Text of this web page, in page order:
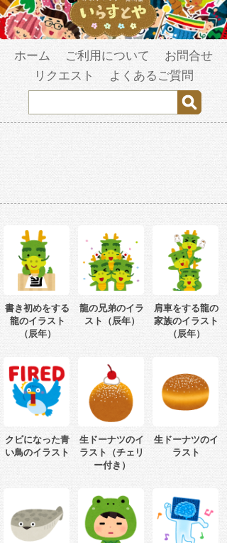
ホーム ご利用について
お問合せ
リクエスト
よくあるご質問
書き初めをする
龍のイラスト
（辰年）
龍の兄弟のイラ
スト（辰年）
肩車をする龍の
家族のイラスト
（辰年）
クビになった青
い鳥のイラスト
生ドーナツのイ
ラスト（チェリ
ー付き）
生ドーナツのイ
ラスト